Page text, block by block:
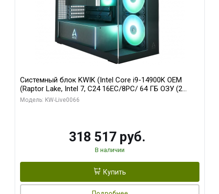
Системный блок KWIK (Intel Core i9-14900K OEM
(Raptor Lake, Intel 7, C24 16EC/8PC/ 64 ГБ ОЗУ (2
модуля)/ Gigabyte RTX5080 XTREME WATERFORCE
Модель: KW-Live0066
318 517 руб.
В наличии
Купить